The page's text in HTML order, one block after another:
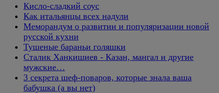
Кисло-сладкий соус
Как итальянцы всех надули
Меморандум о развитии и популяризации новой
русской кухни
Тушеные бараньи голяшки
Сталик Ханкишиев - Казан, мангал и другие
мужские…
3 секрета шеф-поваров, которые знала ваша
бабушка (а вы нет)